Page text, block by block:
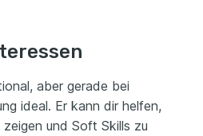
aber gerade bei
ideal. Er kann dir helfen,
und Soft Skills zu